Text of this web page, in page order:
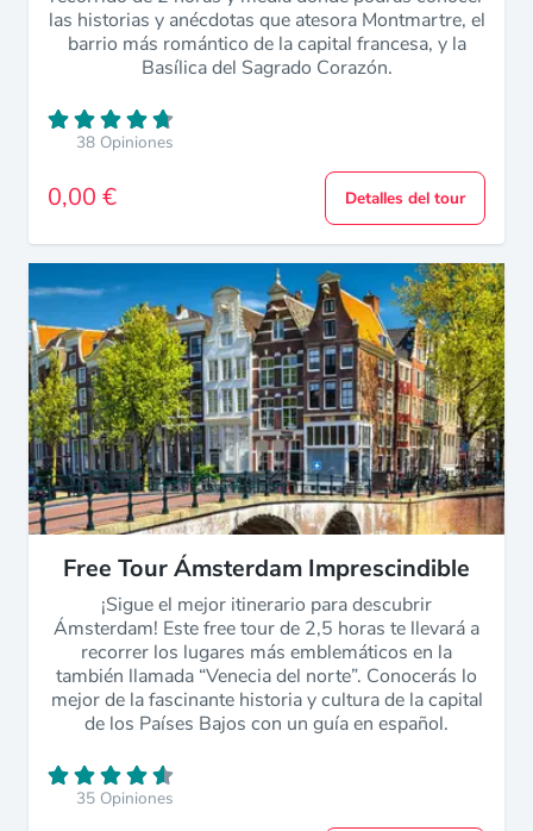
las historias y anécdotas que atesora Montmartre, el
barrio más romántico de la capital francesa, y la
Basílica del Sagrado Corazón.
38 Opiniones
0,00 € Detalles del tour
Free Tour Ámsterdam Imprescindible
¡Sigue el mejor itinerario para descubrir
Ámsterdam! Este free tour de 2,5 horas te llevará a
recorrer los lugares más emblemáticos en la
también llamada “Venecia del norte”. Conocerás lo
mejor de la fascinante historia y cultura de la capital
de los Países Bajos con un guía en español.
35 Opiniones